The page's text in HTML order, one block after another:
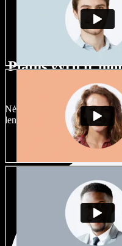
Platus vyrų ir
su
Nėra dviejų vienodų
lengvai juos prisitaikykite.